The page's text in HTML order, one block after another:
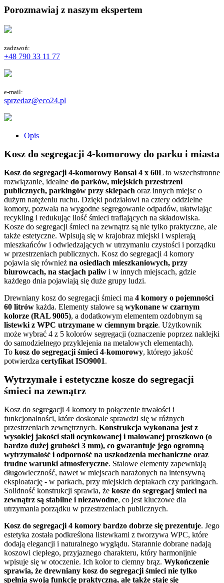
Porozmawiaj z naszym ekspertem
zadzwoń:
+48 790 33 11 77
e-mail:
sprzedaz@eco24.pl
Opis
Kosz do segregacji 4-komorowy do parku i miasta
Kosz do segregacji 4-komorowy Bonsai 4 x 60L to wszechstronne
rozwiązanie, idealne do parków, miejskich przestrzeni
publicznych, parkingów przy sklepach oraz innych miejsc o
dużym natężeniu ruchu. Dzięki podziałowi na cztery oddzielne
komory, pozwala na wygodne segregowanie odpadów, ułatwiając
recykling i redukując ilość śmieci trafiających na składowiska.
Kosze do segregacji śmieci na zewnątrz są nie tylko praktyczne, ale
także estetyczne. Wpisują się w krajobraz miejski i wspierają
mieszkańców i odwiedzających w utrzymaniu czystości i porządku
w przestrzeniach publicznych. Kosz do segregacji 4 komory
pojawia się również na osiedlach mieszkaniowych, przy
biurowcach, na stacjach paliw i w innych miejscach, gdzie
każdego dnia pojawiają się duże grupy ludzi.
Drewniany kosz do segregacji śmieci ma 4 komory o pojemności
60 litrów każda. Elementy stalowe są wykonane w czarnym
kolorze (RAL 9005), a dodatkowym elementem ozdobnym są
listewki z WPC utrzymane w ciemnym brązie. Użytkownik
może wybrać 4 z 5 kolorów segregacji (oznaczenie poprzez naklejki
do samodzielnego przyklejenia na metalowych elementach).
To kosz do segregacji śmieci 4-komorowy, którego jakość
potwierdza certyfikat ISO9001.
Wytrzymałe i estetyczne kosze do segregacji
śmieci na zewnątrz
Kosz do segregacji 4 komory to połączenie trwałości i
funkcjonalności, które doskonale sprawdzi się w różnych
przestrzeniach zewnętrznych. Konstrukcja wykonana jest z
wysokiej jakości stali ocynkowanej i malowanej proszkowo (o
bardzo dużej grubości 3 mm), co gwarantuje jego ogromną
wytrzymałość i odporność na uszkodzenia mechaniczne oraz
trudne warunki atmosferyczne. Stalowe elementy zapewniają
długowieczność, nawet w miejscach narażonych na intensywną
eksploatację - w parkach, przy miejskich deptakach czy parkingach.
Solidność konstrukcji sprawia, że kosze do segregacj śmieci na
zewnątrz są stabilne i niezawodne, co jest kluczowe dla
utrzymania porządku w przestrzeniach publicznych.
Kosz do segregacji 4 komory bardzo dobrze się prezentuje. Jego
estetyka została podkreślona listewkami z tworzywa WPC, które
dodają elegancji i naturalnego wyglądu. Starannie dobrane nadają
koszowi ciepłego, przyjaznego charakteru, który harmonijnie
wpisuje się w otoczenie. Ich kolor to ciemny brąz. Wykończenie
sprawia, że drewniany kosz do segregacji śmieci nie tylko
spełnia swoją funkcję praktyczną, ale także staje się